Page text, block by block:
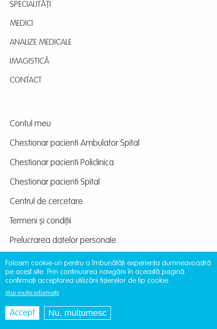
SPECIALITĂȚI
MEDICI
ANALIZE MEDICALE
IMAGISTICĂ
CONTACT
Contul meu
Chestionar pacienti Ambulator Spital
Chestionar pacienti Policlinica
Chestionar pacienti Spital
Centrul de cercetare
Termeni și condiții
Prelucrarea datelor personale
Site dezvoltat de
of Iași | ©providentamedical.ro
Folosim cookie-uri pentru a îmbunătăți experiența dumneavoastră
pe acest site. Prin continuarea navigării în această pagină
confirmați acceptarea utilizării fișierelor de tip cookie.
Mai multe informații
Accept Nu, mulțumesc